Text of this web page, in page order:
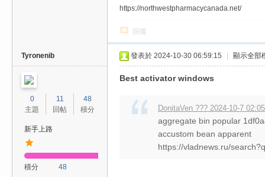
https://northwestpharmacycanada.net/
回復
Tyronenib
0
主題
11
回帖
48
積分
新手上路
積分
48
發表於 2024-10-30 06:59:15 顯示全部
Best activator windows
DonitaVen ??? 2024-10-7 02:05
aggregate bin popular
accustom bean apparent
https://vladnews.ru/